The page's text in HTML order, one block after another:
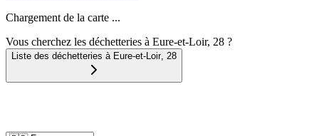
Chargement de la carte ...
Vous cherchez les déchetteries à Eure-et-Loir, 28 ?
Liste des déchetteries à Eure-et-Loir, 28